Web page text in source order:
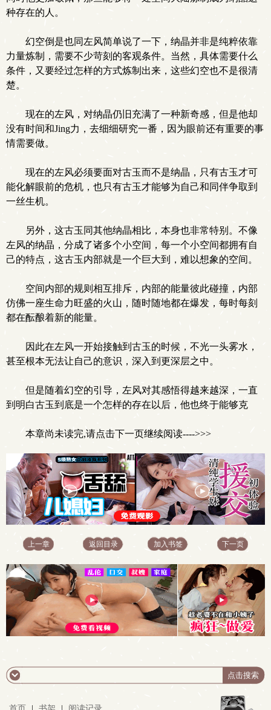
种存在的人。
幻空倒是也同左风简单说了一下，纳晶并非是纯粹依靠
力量炼制，需要不少苛刻的客观条件。当然，具体需要什么
条件，又要经过怎样的方式炼制出来，这些幻空也不是很清
楚。
现在的左风，对纳晶仍旧充满了一种新奇感，但是他却
没有时间和Jing力，去细细研究一番，因为眼前还有重要的事
情需要做。
现在的左风必须要面对古玉而不是纳晶，只有古玉才可
能化解眼前的危机，也只有古玉才能够为自己和同伴争取到
一丝生机。
另外，这古玉同其他纳晶相比，本身也非常特别。不像
左风的纳晶，分成了诸多个小空间，每一个小空间都拥有自
己的特点，这古玉内部就是一个巨大到，难以想象的空间。
空间内部的规则相互排斥，内部的能量彼此碰撞，内部
仿佛一座生命力旺盛的火山，随时随地都在爆发，每时每刻
都在酝酿着新的能量。
因此在左风一开始接触到古玉的时候，不光一头雾水，
甚至根本无法让自己的意识，深入到更深层之中。
但是随着幻空的引导，左风对其感悟得越来越深，一直
到明白古玉到底是一个怎样的存在以后，他也终于能够克
本章尚未读完,请点击下一页继续阅读---->>>
上一章 返回目录 加入书签 下一页